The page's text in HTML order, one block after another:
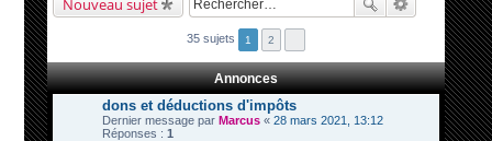
Nouveau sujet
35 sujets 1 2
Annonces
dons et déductions d'impôts
Dernier message par Marcus« 28 mars 2021, 13:12
Réponses : 1